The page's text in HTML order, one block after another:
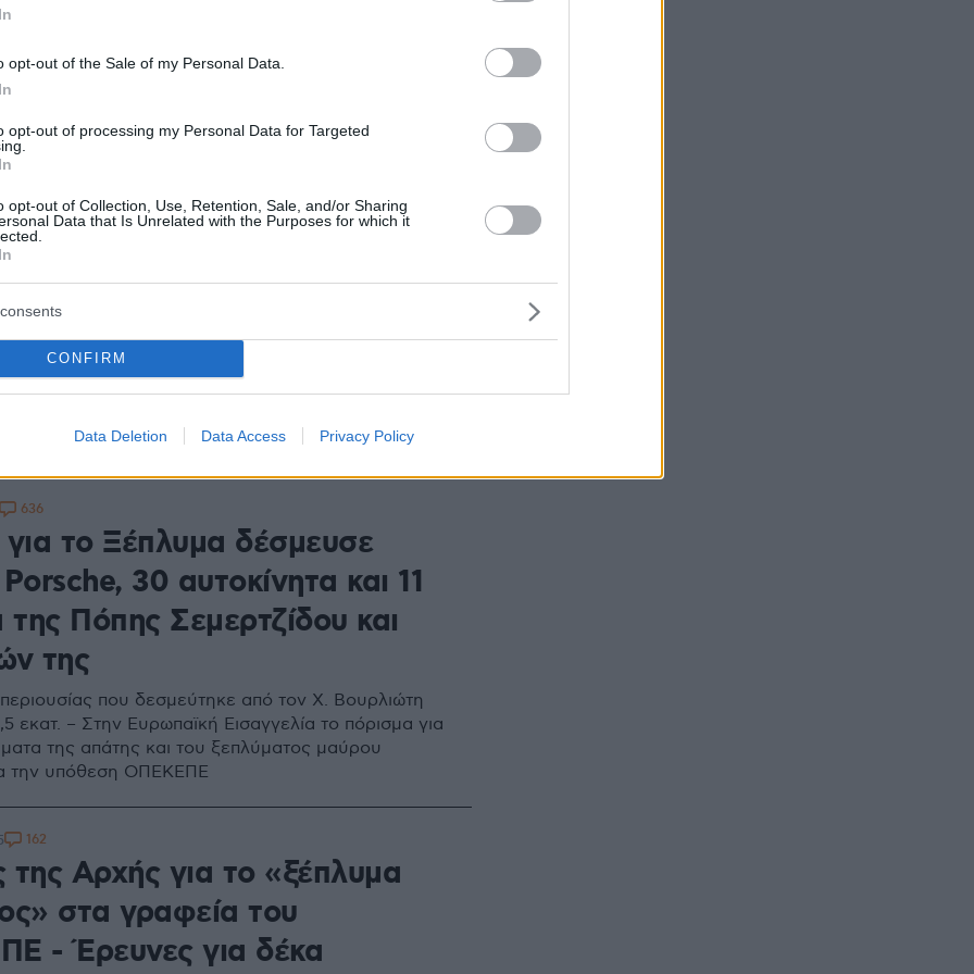
opt-out of the Sale of my Personal Data.
opt-out of processing my Personal Data for Targeted
opt-out of Collection, Use, Retention, Sale, and/or Sharing
Data that Is Unrelated with the Purposes for which it
CONFIRM
Data Deletion Data Access Privacy Policy
έξι εταιρειών - Εμπλέκονται σε υπόθεση
από την Αρχή για το
από τις παράνομες
του ΟΠΕΚΕΠΕ σε
λογαριασμό
επενδύθηκε επίσης σε ακίνητα, ενώ
και η θυρίδα - Με διάταξη του κ. Βουρλιώτη
οι περιουσίες των φυσικών αυτουργών και στενών
το πόρισμα
το Ξέπλυμα δέσμευσε
30 αυτοκίνητα και 11
της Πόπης Σεμερτζίδου και
της
που δεσμεύτηκε από τον Χ. Βουρλιώτη
εκατ. – Στην Ευρωπαϊκή Εισαγγελία το πόρισμα για
της απάτης και του ξεπλύματος μαύρου
την υπόθεση ΟΠΕΚΕΠΕ
636
Αρχής για το «ξέπλυμα
στα γραφεία του
- Έρευνες για δέκα
162